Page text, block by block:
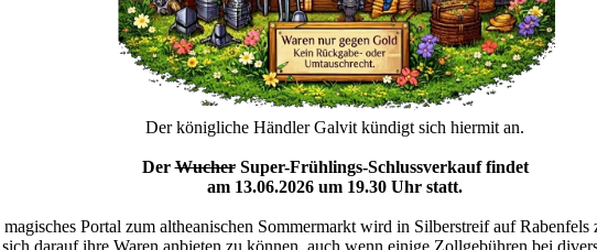
Der königliche Händler Galvit kündigt sich hiermit an.
DerWucherSuper-Frühlings-Schlussverkauf findet
am 13.06.2026 um 19.30 Uhr statt.
Portal zum altheanischen Sommermarkt wird in Silberstreif auf Rabenfels